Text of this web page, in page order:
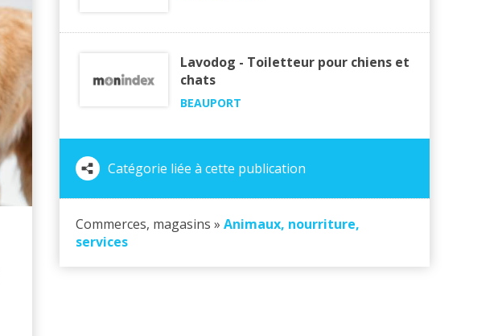
Lavodog - Toiletteur pour chiens et
chats
BEAUPORT
Catégorie liée à cette publication
Commerces, magasins » Animaux, nourriture,
services